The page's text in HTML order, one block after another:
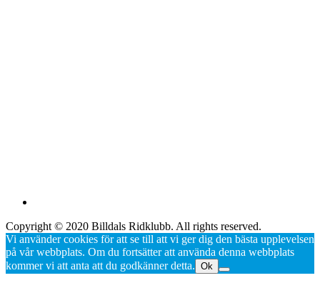
Copyright © 2020 Billdals Ridklubb. All rights reserved.
Vi använder cookies för att se till att vi ger dig den bästa upplevelsen
på vår webbplats. Om du fortsätter att använda denna webbplats
kommer vi att anta att du godkänner detta. Ok